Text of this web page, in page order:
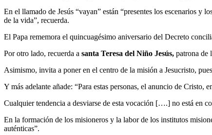
En el llamado de Jesús “vayan” están “presentes los escenarios
de la vida”, recuerda.
El Papa rememora el quincuagésimo aniversario del Decreto
Por otro lado, recuerda a santa Teresa del Niño Jesús, patrona de
Asimismo, invita a poner en el centro de la misión a Jesucristo,
Y más adelante añade: “Para estas personas, el anuncio de
Cualquier tendencia a desviarse de esta vocación [….] no está en
En la formación de los misioneros y la labor de los institutos
auténticas”.